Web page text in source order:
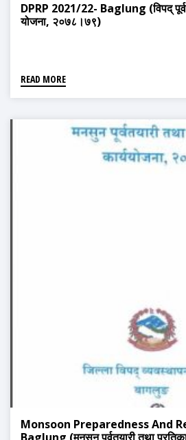
DPRP 2021/22- Baglung (विपद् पूर्व
योजना, २०७८।७९)
READ MORE
Monsoon Preparedness And